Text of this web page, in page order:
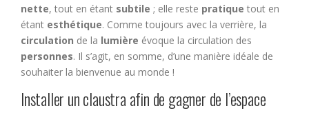
nette, tout en étant subtile ; elle reste pratique tout en
étant esthétique. Comme toujours avec la verrière, la
circulation de la lumière évoque la circulation des
personnes. Il s’agit, en somme, d’une manière idéale de
souhaiter la bienvenue au monde !
Installer un claustra afin de gagner de l’espace